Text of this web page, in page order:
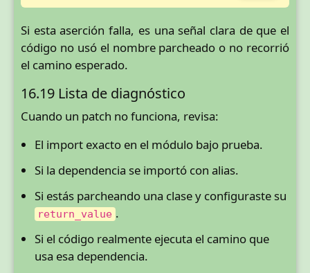
Si esta aserción falla, es una señal clara de que el
código no usó el nombre parcheado o no recorrió
el camino esperado.
16.19 Lista de diagnóstico
Cuando un patch no funciona, revisa:
El import exacto en el módulo bajo prueba.
Si la dependencia se importó con alias.
Si estás parcheando una clase y configuraste su
return_value .
Si el código realmente ejecuta el camino que
usa esa dependencia.